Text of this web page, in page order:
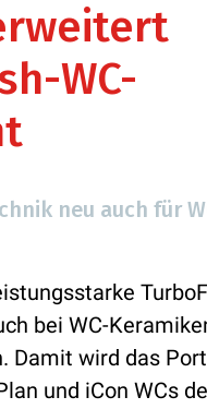
WC-
neu auch für
bei WC-
Damit wird das
und iCon WCs